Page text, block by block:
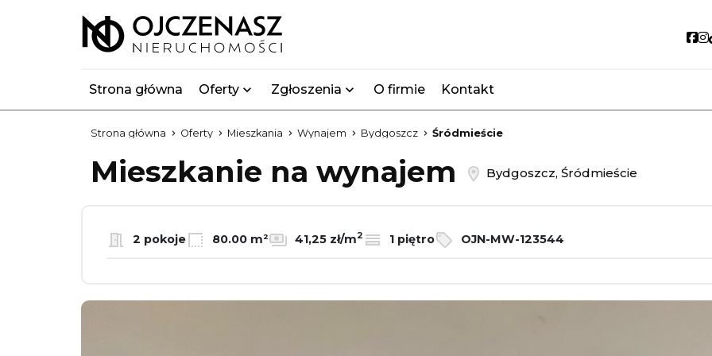
Strona główna Oferty Zgłoszenia O firmie Kontakt
Strona główna Oferty Mieszkania Wynajem Bydgoszcz Śródmieście
Mieszkanie na wynajem Bydgoszcz, Śródmieście
2 pokoje 80.00 m² 41,25 zł/m2 1 piętro OJN-MW-123544